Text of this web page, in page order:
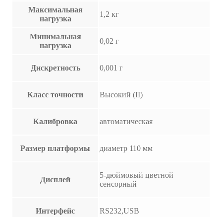
Максимальная
нагрузка
1,2 кг
Минимальная
нагрузка
0,02 г
Дискретность 0,001 г
Класс точности Высокий (II)
Калибровка автоматическая
Размер платформы диаметр 110 мм
Дисплей
5-дюймовый цветной
сенсорный
Интерфейс RS232,USB